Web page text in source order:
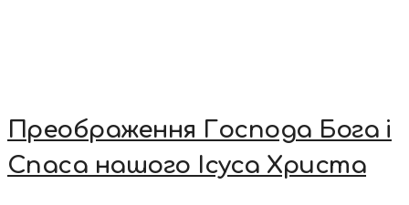
Преображення Господа Бога і
Спаса нашого Ісуса Христа